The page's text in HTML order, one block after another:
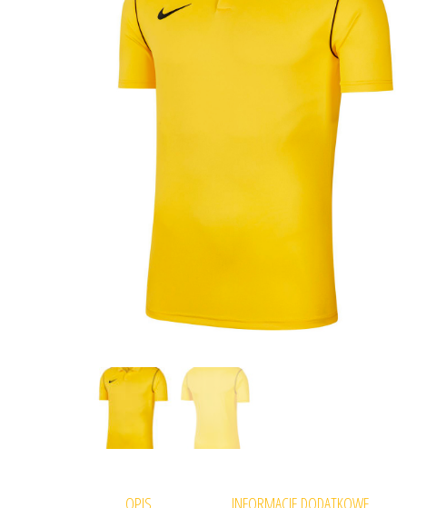
OPIS INFORMACJE DODATKOWE